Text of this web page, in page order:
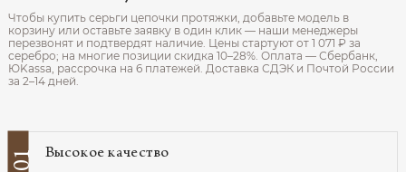
Чтобы купить серьги цепочки протяжки, добавьте модель в
корзину или оставьте заявку в один клик — наши менеджеры
перезвонят и подтвердят наличие. Цены стартуют от 1 071 ₽ за
серебро; на многие позиции скидка 10–28%. Оплата — Сбербанк,
ЮKassa, рассрочка на 6 платежей. Доставка СДЭК и Почтой России
за 2–14 дней.
01 Высокое качество